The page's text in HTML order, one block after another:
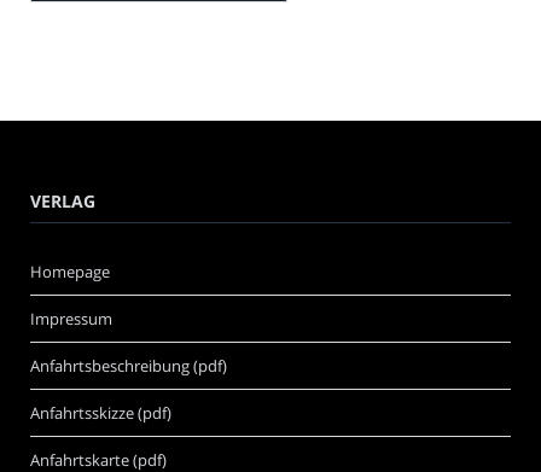
VERLAG
Homepage
Impressum
Anfahrtsbeschreibung (pdf)
Anfahrtsskizze (pdf)
Anfahrtskarte (pdf)